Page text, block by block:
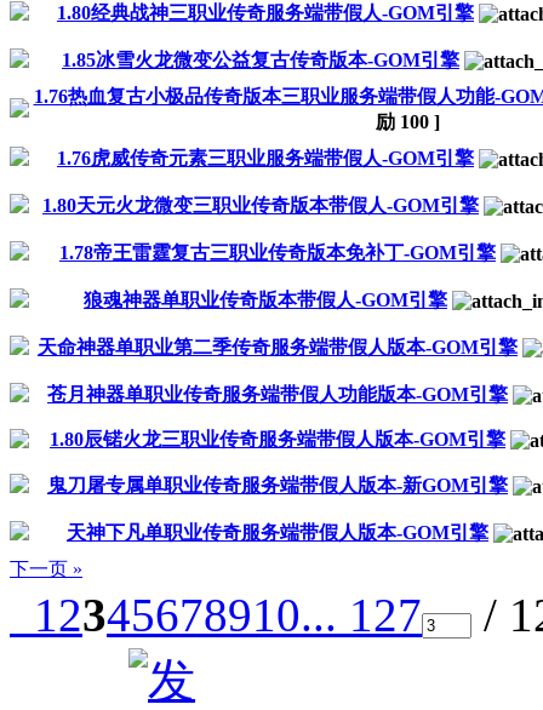
1.80经典战神三职业传奇服务端带假人-GOM引擎
1.85冰雪火龙微变公益复古传奇版本-GOM引擎
1.76热血复古小极品传奇版本三职业服务端带假人功能-
励 100]
1.76虎威传奇元素三职业服务端带假人-GOM引擎
1.80天元火龙微变三职业传奇版本带假人-GOM引擎
1.78帝王雷霆复古三职业传奇版本免补丁-GOM引擎
狼魂神器单职业传奇版本带假人-GOM引擎
天命神器单职业第二季传奇服务端带假人版本-GOM引擎
苍月神器单职业传奇服务端带假人功能版本-GOM引擎
1.80辰锘火龙三职业传奇服务端带假人版本-GOM引擎
鬼刀屠专属单职业传奇服务端带假人版本-新GOM引擎
天神下凡单职业传奇服务端带假人版本-GOM引擎
下一页 »
12345678910... 127 /